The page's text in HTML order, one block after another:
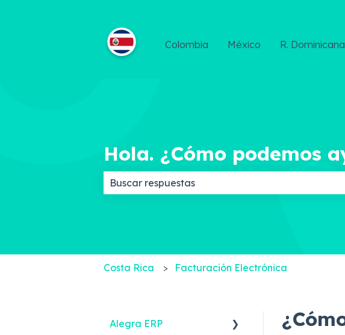
Colombia México R. Dominicana
Hola. ¿Cómo podemos
Costa Rica Facturación Electrónica
Alegra ERP